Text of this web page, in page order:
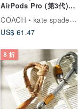
AirPods Pro (第3代)
耳機保護殼套 茉莉
COACH • kate spade 數位精品
US$ 61.47
8 折